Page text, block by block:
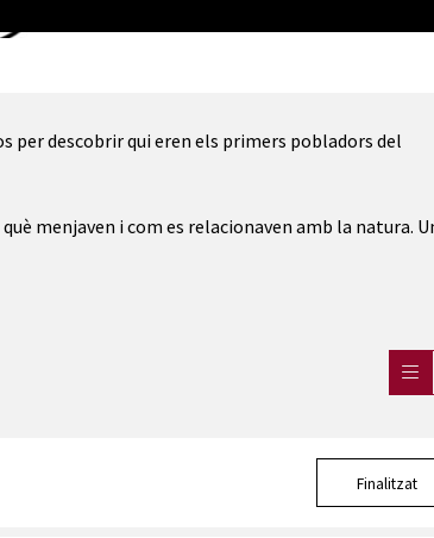
per descobrir qui eren els primers pobladors del
menjaven i com es relacionaven amb la natura.
Finalitzat